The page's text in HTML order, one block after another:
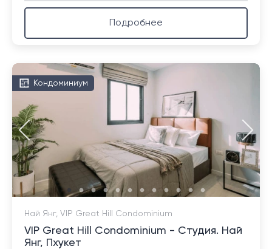
Подробнее
Кондоминиум
Най Янг, VIP Great Hill Condominium
VIP Great Hill Condominium - Студия. Най
Янг, Пхукет